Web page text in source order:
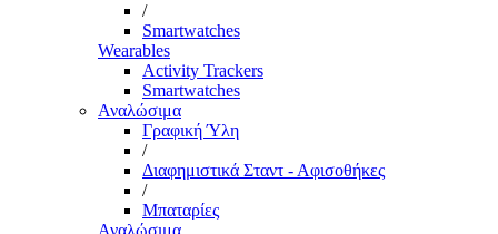
/
Smartwatches
Wearables
Activity Trackers
Smartwatches
Αναλώσιμα
Γραφική Ύλη
/
Διαφημιστικά Σταντ - Αφισοθήκες
/
Μπαταρίες
Αναλώσιμα